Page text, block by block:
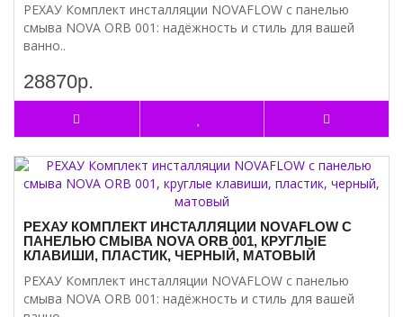
РЕХАУ Комплект инсталляции NOVAFLOW с панелью
смыва NOVA ORB 001: надёжность и стиль для вашей
ванно..
28870р.
РЕХАУ КОМПЛЕКТ ИНСТАЛЛЯЦИИ NOVAFLOW С
ПАНЕЛЬЮ СМЫВА NOVA ORB 001, КРУГЛЫЕ
КЛАВИШИ, ПЛАСТИК, ЧЕРНЫЙ, МАТОВЫЙ
РЕХАУ Комплект инсталляции NOVAFLOW с панелью
смыва NOVA ORB 001: надёжность и стиль для вашей